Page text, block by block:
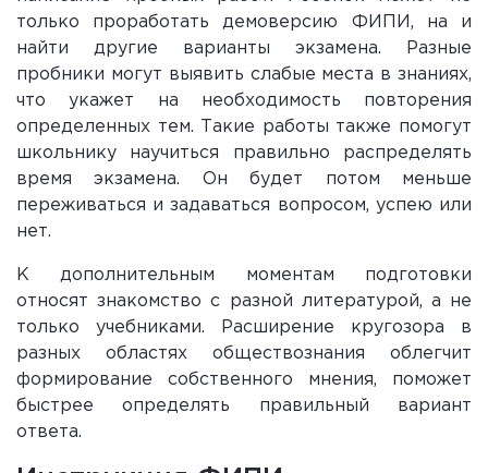
только проработать демоверсию ФИПИ, на и
найти другие варианты экзамена. Разные
пробники могут выявить слабые места в знаниях,
что укажет на необходимость повторения
определенных тем. Такие работы также помогут
школьнику научиться правильно распределять
время экзамена. Он будет потом меньше
переживаться и задаваться вопросом, успею или
нет.
К дополнительным моментам подготовки
относят знакомство с разной литературой, а не
только учебниками. Расширение кругозора в
разных областях обществознания облегчит
формирование собственного мнения, поможет
быстрее определять правильный вариант
ответа.